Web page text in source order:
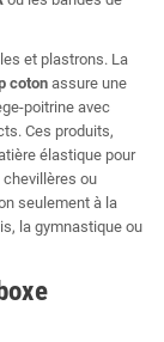
et plastrons. La
coton assure une
poitrine avec
Ces produits,
élastique pour
chevillères ou
seulement à la
la gymnastique ou